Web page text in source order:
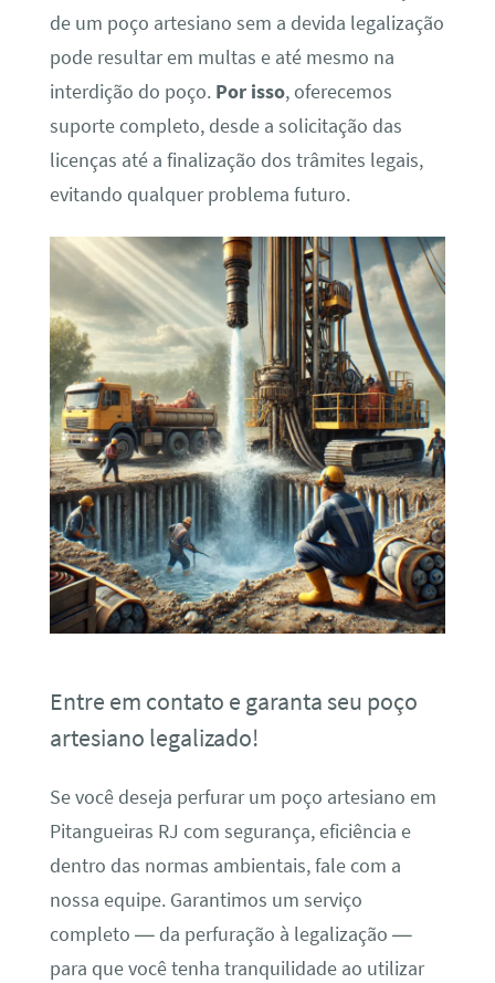
de um poço artesiano sem a devida legalização
pode resultar em multas e até mesmo na
interdição do poço. Por isso, oferecemos
suporte completo, desde a solicitação das
licenças até a finalização dos trâmites legais,
evitando qualquer problema futuro.
Entre em contato e garanta seu poço
artesiano legalizado!
Se você deseja perfurar um poço artesiano em
Pitangueiras RJ com segurança, eficiência e
dentro das normas ambientais, fale com a
nossa equipe. Garantimos um serviço
completo — da perfuração à legalização —
para que você tenha tranquilidade ao utilizar